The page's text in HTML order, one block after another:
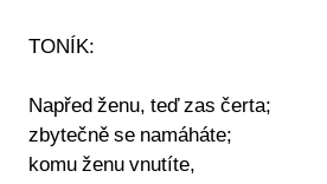
TONÍK:
Napřed ženu, teď zas čerta;
zbytečně se namáháte;
komu ženu vnutíte,